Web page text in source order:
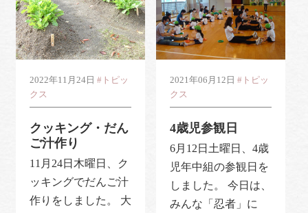
2022年11月24日 #トピッ
クス
クッキング・だん
ご汁作り
11月24日木曜日、ク
ッキングでだんご汁
作りをしました。 大
2021年06月12日#トピッ
クス
4歳児参観日
6月12日土曜日、4歳
児年中組の参観日を
しました。 今日は、
みんな「忍者」に